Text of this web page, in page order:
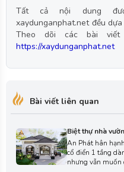
Tất cả nội dung
xaydunganphat.net đều
Theo dõi các bài viết
https://xaydunganphat.net
Bài viết liên quan
Biệt thự nhà
An Phát hân
cổ điển 1 tầng
nhưng vẫn